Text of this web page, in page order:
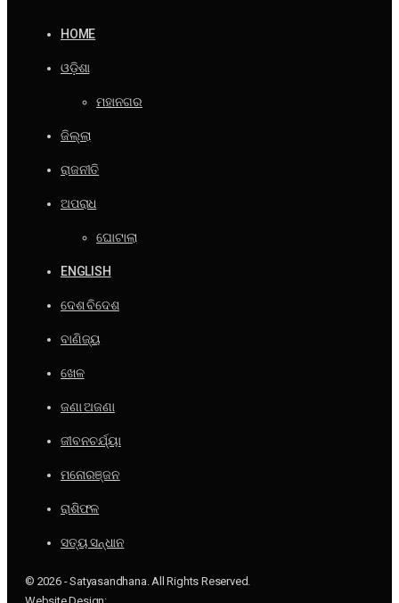
HOME
ଓଡ଼ିଶା
ମହାନଗର
ଜିଲ୍ଲା
ରାଜନୀତି
ଅପରାଧ
ଘୋଟାଲା
ENGLISH
ଦେଶ ବିଦେଶ
ବାଣିଜ୍ୟ
ଖେଳ
ଜଣା ଅଜଣା
ଜୀବନଚର୍ଯ୍ୟା
ମନୋରଞ୍ଜନ
ରାଶିଫଳ
ସତ୍ୟ ସନ୍ଧାନ
© 2026 - Satyasandhana. All Rights Reserved.